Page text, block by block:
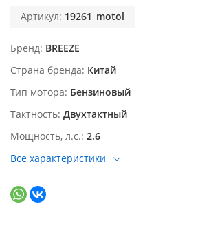
Артикул: 19261_motol
Бренд BREEZE
Страна бренда Китай
Тип мотора Бензиновый
Тактность Двухтактный
Мощность, л.с. 2.6
Все характеристики